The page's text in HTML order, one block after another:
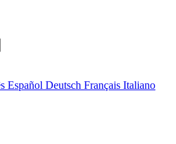
Español Deutsch Français Italiano